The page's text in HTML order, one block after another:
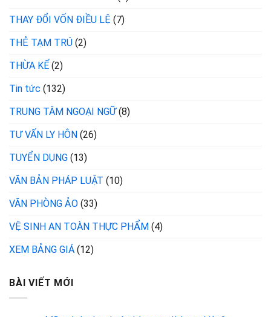
THAY ĐỔI VỐN ĐIỀU LỆ (7)
THẺ TẠM TRÚ (2)
THỪA KẾ (2)
Tin tức (132)
TRUNG TÂM NGOẠI NGỮ(8)
TƯ VẤN LY HÔN (26)
TUYỂN DỤNG (13)
VĂN BẢN PHÁP LUẬT (10)
VĂN PHÒNG ẢO (33)
VỆ SINH AN TOÀN THỰC PHẨM (4)
XEM BẢNG GIÁ (12)
BÀI VIẾT MỚI